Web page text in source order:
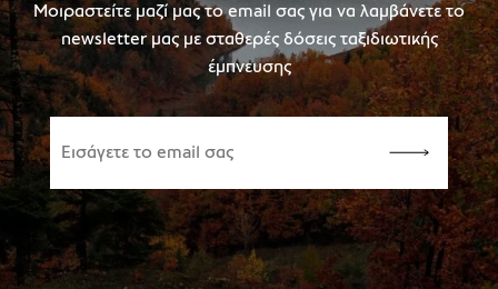
Μοιραστείτε μαζί μας το email σας για να λαμβάνετε το
newsletter μας με σταθερές δόσεις ταξιδιωτικής
έμπνευσης